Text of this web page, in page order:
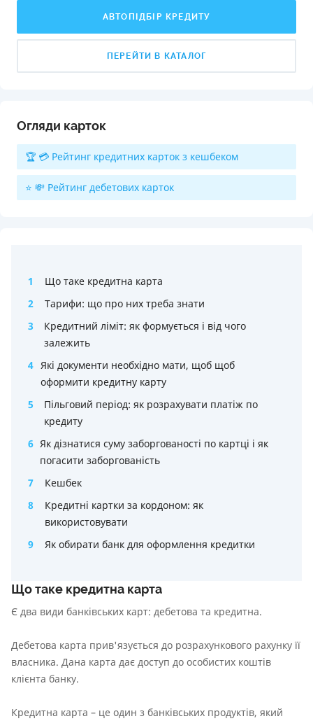
1
Що таке кредитна карта
2
Тарифи: що про них треба знати
3
Кредитний ліміт: як формується і від чого
залежить
4 Які документи необхідно мати, щоб щоб
оформити кредитну карту
5
Пільговий період: як розрахувати платіж по
кредиту
6 Як дізнатися суму заборгованості по картці і як
погасити заборгованість
7
Кешбек
8
Кредитні картки за кордоном: як
використовувати
9
Як обирати банк для оформлення кредитки
Що таке кредитна карта
Є два види банківських карт: дебетова та кредитна.
Дебетова карта прив'язується до розрахункового рахунку її
власника. Дана карта дає доступ до особистих коштів
клієнта банку.
Кредитна карта – це один з банківських продуктів, який
АВТОПІДБІР КРЕДИТУ
ПЕРЕЙТИ В КАТАЛОГ
Огляди карток
🏆 💳 Рейтинг кредитних карток з кешбеком
⭐ 💸 Рейтинг дебетових карток